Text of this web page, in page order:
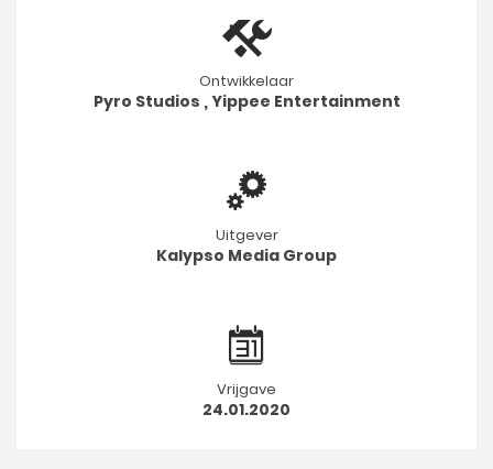
Ontwikkelaar
Pyro Studios ,Yippee Entertainment
Uitgever
Kalypso Media Group
Vrijgave
24.01.2020